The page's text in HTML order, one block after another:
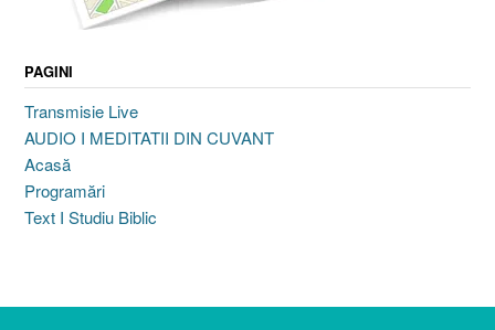
PAGINI
Transmisie Live
AUDIO I MEDITATII DIN CUVANT
Acasă
Programări
Text I Studiu Biblic